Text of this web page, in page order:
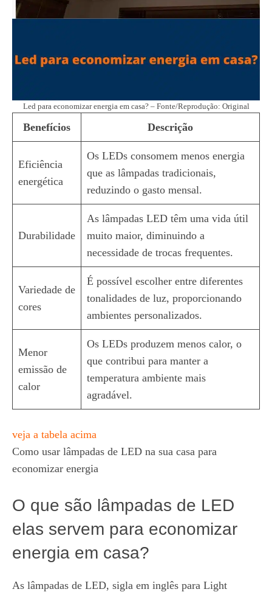
Led para economizar energia em casa? – Fonte/Reprodução: Original
Benefícios Descrição
Eficiência
energética
Os LEDs consomem menos energia
que as lâmpadas tradicionais,
reduzindo o gasto mensal.
Durabilidade
As lâmpadas LED têm uma vida útil
muito maior, diminuindo a
necessidade de trocas frequentes.
Variedade de
cores
É possível escolher entre diferentes
tonalidades de luz, proporcionando
ambientes personalizados.
Menor
emissão de
calor
Os LEDs produzem menos calor, o
que contribui para manter a
temperatura ambiente mais
agradável.
veja a tabela acima
Como usar lâmpadas de LED na sua casa para
economizar energia
O que são lâmpadas de LED
elas servem para economizar
energia em casa?
As lâmpadas de LED, sigla em inglês para Light